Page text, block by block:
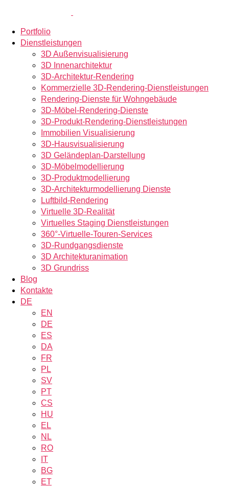
Portfolio
Dienstleistungen
3D Außenvisualisierung
3D Innenarchitektur
3D-Architektur-Rendering
Kommerzielle 3D-Rendering-Dienstleistungen
Rendering-Dienste für Wohngebäude
3D-Möbel-Rendering-Dienste
3D-Produkt-Rendering-Dienstleistungen
Immobilien Visualisierung
3D-Hausvisualisierung
3D Geländeplan-Darstellung
3D-Möbelmodellierung
3D-Produktmodellierung
3D-Architekturmodellierung Dienste
Luftbild-Rendering
Virtuelle 3D-Realität
Virtuelles Staging Dienstleistungen
360°-Virtuelle-Touren-Services
3D-Rundgangsdienste
3D Architekturanimation
3D Grundriss
Blog
Kontakte
DE
EN
DE
ES
DA
FR
PL
SV
PT
CS
HU
EL
NL
RO
IT
BG
ET